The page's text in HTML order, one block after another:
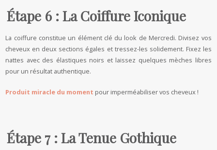
Étape 6 : La Coiffure Iconique
La coiffure constitue un élément clé du look de Mercredi. Divisez vos
cheveux en deux sections égales et tressez-les solidement. Fixez les
nattes avec des élastiques noirs et laissez quelques mèches libres
pour un résultat authentique.
Produit miracle du moment pour imperméabiliser vos cheveux !
Étape 7 : La Tenue Gothique